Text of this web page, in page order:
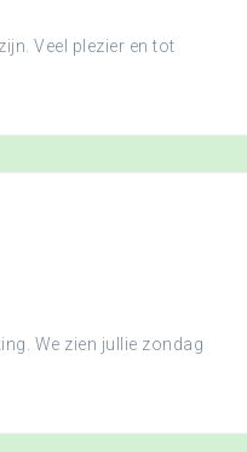
Veel plezier en tot
We zien jullie zondag